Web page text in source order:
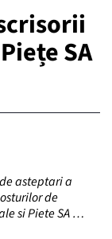
SA
asteptari a
de
si Piete SA …